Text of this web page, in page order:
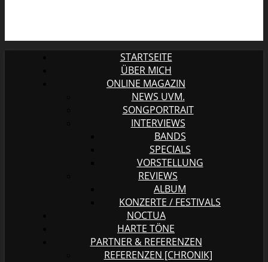
STARTSEITE
ÜBER MICH
ONLINE MAGAZIN
NEWS UVM.
SONGPORTRAIT
INTERVIEWS
BANDS
SPECIALS
VORSTELLUNG
REVIEWS
ALBUM
KONZERTE / FESTIVALS
NOCTUA
HARTE TÖNE
PARTNER & REFERENZEN
REFERENZEN [CHRONIK]